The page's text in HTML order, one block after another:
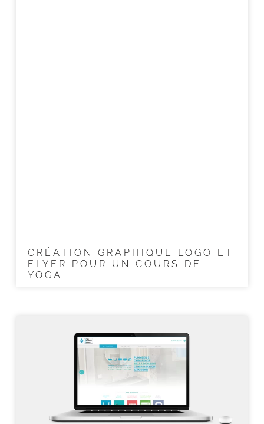
CRÉATION GRAPHIQUE LOGO ET
FLYER POUR UN COURS DE
YOGA